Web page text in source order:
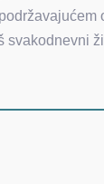
svakodnevni